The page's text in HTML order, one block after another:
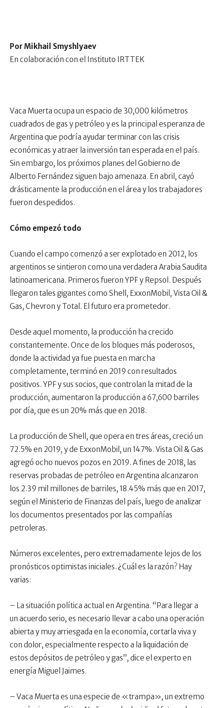
Por Mikhail Smyshlyaev
En colaboración con el Instituto IRTTEK
Vaca Muerta ocupa un espacio de 30,000 kilómetros
cuadrados de gas y petróleo y es la principal esperanza de
Argentina que podría ayudar terminar con las crisis
económicas y atraer la inversión tan esperada en el país.
Sin embargo, los próximos planes del Gobierno de
Alberto Fernández siguen bajo amenaza. En abril, cayó
drásticamente la producción en el área y los trabajadores
fueron despedidos.
Cómo empezó todo
Cuando el campo comenzó a ser explotado en 2012, los
argentinos se sintieron como una verdadera Arabia Saudita
latinoamericana. Primeros fueron YPF y Repsol. Después
llegaron tales gigantes como Shell, ExxonMobil, Vista Oil &
Gas, Chevron y Total. El futuro era prometedor.
Desde aquel momento, la producción ha crecido
constantemente. Once de los bloques más poderosos,
donde la actividad ya fue puesta en marcha
completamente, terminó en 2019 con resultados
positivos. YPF y sus socios, que controlan la mitad de la
producción, aumentaron la producción a 67,600 barriles
por día, que es un 20% más que en 2018.
La producción de Shell, que opera en tres áreas, creció un
72.5% en 2019, y de ExxonMobil, un 147%. Vista Oil & Gas
agregó ocho nuevos pozos en 2019. A fines de 2018, las
reservas probadas de petróleo en Argentina alcanzaron
los 2.39 mil millones de barriles, 18.45% más que en 2017,
según el Ministerio de Finanzas del país, luego de analizar
los documentos presentados por las compañías
petroleras.
Números excelentes, pero extremadamente lejos de los
pronósticos optimistas iniciales. ¿Cuál es la razón? Hay
varias:
– La situación política actual en Argentina. “Para llegar a
un acuerdo serio, es necesario llevar a cabo una operación
abierta y muy arriesgada en la economía, cortarla viva y
con dolor, especialmente respecto a la liquidación de
estos depósitos de petróleo y gas”, dice el experto en
energía Miguel Jaimes.
– Vaca Muerta es una especie de «trampa», un extremo